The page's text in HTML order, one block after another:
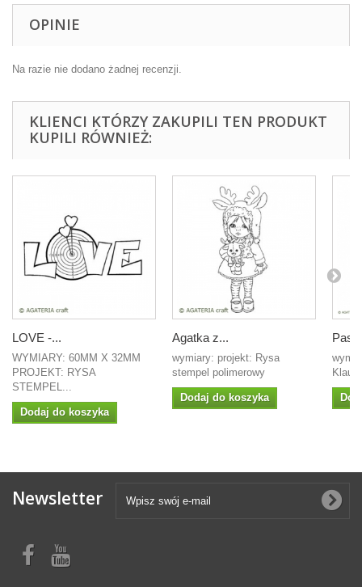
OPINIE
Na razie nie dodano żadnej recenzji.
KLIENCI KTÓRZY ZAKUPILI TEN PRODUKT
KUPILI RÓWNIEŻ:
LOVE -...
WYMIARY: 60MM X 32MM
PROJEKT: RYSA
STEMPEL...
Dodaj do koszyka
Agatka z...
wymiary: projekt: Rysa
stempel polimerowy
Dodaj do koszyka
Newsletter